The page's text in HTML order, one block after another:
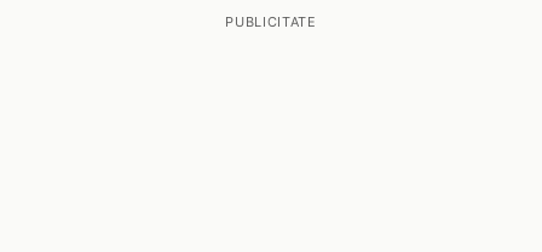
PUBLICITATE